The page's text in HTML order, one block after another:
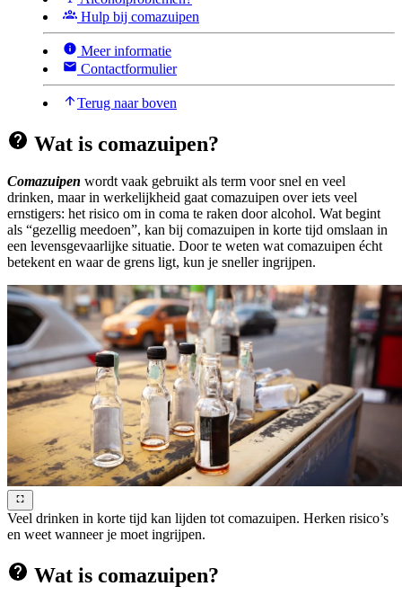
Hulp bij comazuipen
Meer informatie
Contactformulier
Terug naar boven
Wat is comazuipen?
Comazuipen wordt vaak gebruikt als term voor snel en veel
drinken, maar in werkelijkheid gaat comazuipen over iets veel
ernstigers: het risico om in coma te raken door alcohol. Wat begint
als “gezellig meedoen”, kan bij comazuipen in korte tijd omslaan in
een levensgevaarlijke situatie. Door te weten wat comazuipen écht
betekent en waar de grens ligt, kun je sneller ingrijpen.
Veel drinken in korte tijd kan lijden tot comazuipen. Herken risico’s
en weet wanneer je moet ingrijpen.
Wat is comazuipen?